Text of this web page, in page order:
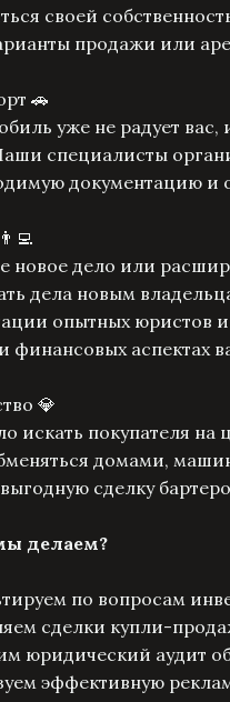
своей
продажи или
🚗
уже не радует
специалисты
документацию и
новое дело или
дела новым
опытных юристов
финансовых аспектах
💎
искать покупателя
домами,
сделку
делаем?
по вопросам
сделки купли-
юридический аудит
эффективную